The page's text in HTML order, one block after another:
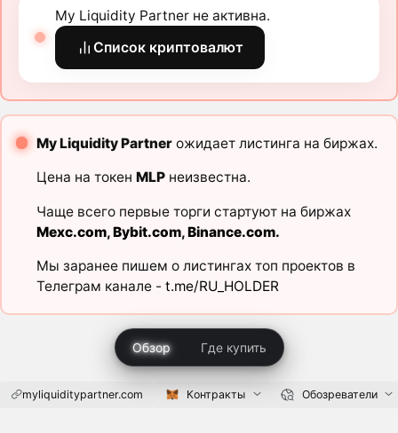
My Liquidity Partner не активна.
Список криптовалют
My Liquidity Partnerожидает листинга на биржах.
Цена на токен MLPнеизвестна.
Чаще всего первые торги стартуют на биржах
Mexc.com,Bybit.com,Binance.com.
Мы заранее пишем о листингах топ проектов в
Телеграм канале - t.me/RU_HOLDER
Обзор Где купить
myliquiditypartner.com Контракты Обозреватели